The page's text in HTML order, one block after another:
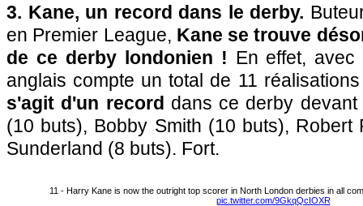
3. Kane, un record dans le derby.
en Premier League, Kane se trouve
de ce derby londonien ! En effet, avec
anglais compte un total de 11
s'agit d'un record dans ce derby
(10 buts), Bobby Smith (10 buts), Robert
Sunderland (8 buts). Fort.
11 - Harry Kane is now the outright top scorer in North London derbies in all
pic.twitter.com/9GkqQcIOXR